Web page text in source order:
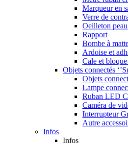
Marqueur en
Verre de
Oeilleton
Rapport
Bombe à
Ardoise et
Cale et
Objets connectés
Objets
Lampe
Ruban LED
Caméra de
Interrupteur
Autre
Infos
Infos